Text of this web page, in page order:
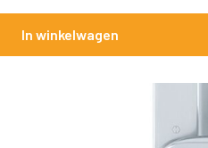
In winkelwagen